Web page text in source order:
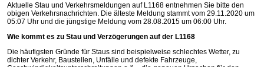
Aktuelle Stau und Verkehrsmeldungen auf L1168 entnehmen Sie bitte den
obigen Verkehrsnachrichten. Die älteste Meldung stammt vom 29.11.2020 um
05:07 Uhr und die jüngstige Meldung vom 28.08.2015 um 06:00 Uhr.
Wie kommt es zu Stau und Verzögerungen auf der L1168
Die häufigsten Gründe für Staus sind beispielweise schlechtes Wetter, zu
dichter Verkehr, Baustellen, Unfälle und defekte Fahrzeuge,